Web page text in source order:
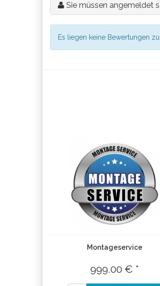
Sie müssen angemeldet
Es liegen keine Bewertungen
Montageservice
999.00 € *